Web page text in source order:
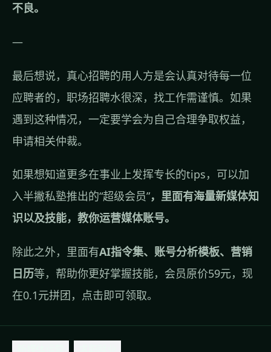
不良。
—
最后想说，真心招聘的用人方是会认真对待每一位
应聘者的，职场招聘水很深，找工作需谨慎。如果
遇到这种情况，一定要学会为自己合理争取权益，
申请相关仲裁。
如果想知道更多在事业上发挥专长的tips，可以加
入半撇私塾推出的“超级会员”，里面有海量新媒体知
识以及技能，教你运营媒体账号。
除此之外，里面有AI指令集、账号分析模板、营销
日历等，帮助你更好掌握技能，会员原价59元，现
在0.1元拼团， 点击即可领取。